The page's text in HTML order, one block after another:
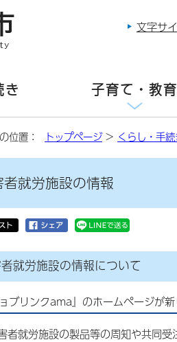
文字サ
き 子育て・教育
位置： トップページ> くらし・手
者就労施設の情報
就労施設の情報について
ョブリンクama』のホームページが新
者就労施設の製品等の周知や共同